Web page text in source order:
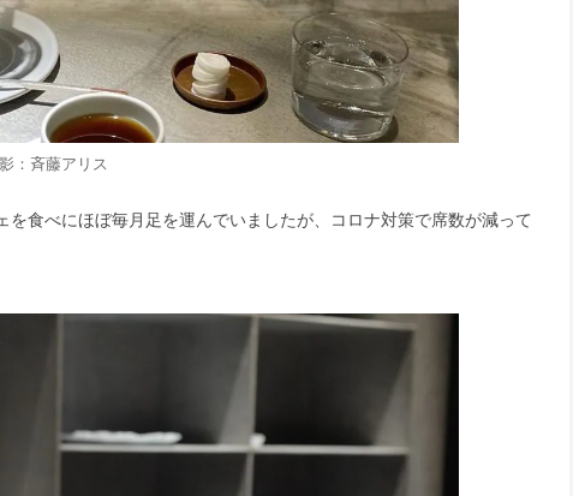
：斉藤アリス
食べにほぼ毎月足を運んでいましたが、コロナ対策で席数が減って